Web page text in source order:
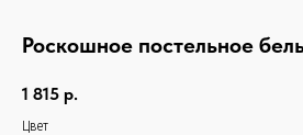
Роскошное постельное
1 815 р.
Цвет